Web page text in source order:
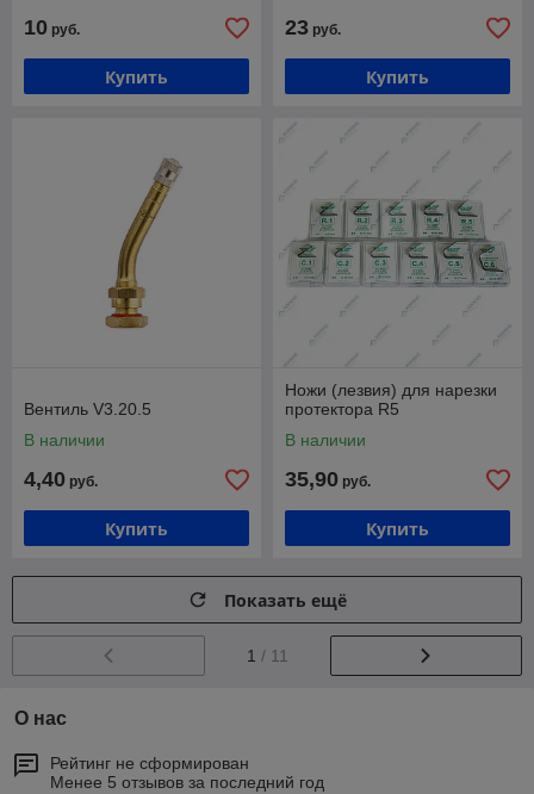
10 руб.
Купить
23 руб.
Купить
Вентиль V3.20.5
В наличии
4,40 руб.
Купить
Ножи (лезвия) для нарезки
протектора R5
В наличии
35,90 руб.
Купить
Показать ещё
1 / 11
О нас
Рейтинг не сформирован
Менее 5 отзывов за последний год